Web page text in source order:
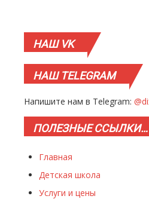
НАШVK
НАШTELEGRAM
Напишите нам в Telegram:
ПОЛЕЗНЫЕССЫЛКИ…
Главная
Детская школа
Услуги и цены